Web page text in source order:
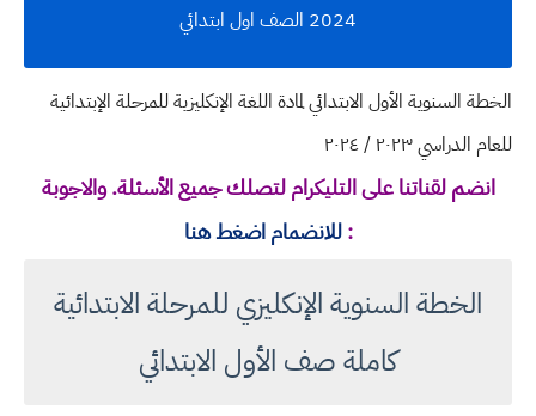
2024 الصف اول ابتدائي
الخطة السنوية الأول الابتدائي لمادة اللغة الإنكليزية للمرحلة الإبتدائية
للعام الدراسي ٢٠٢٣ / ٢٠٢٤
انضم لقناتنا على التليكرام لتصلك جميع الأسئلة. والاجوبة
: للانضمام اضغط هنا
الخطة السنوية الإنكليزي للمرحلة الابتدائية
كاملة صف الأول الابتدائي